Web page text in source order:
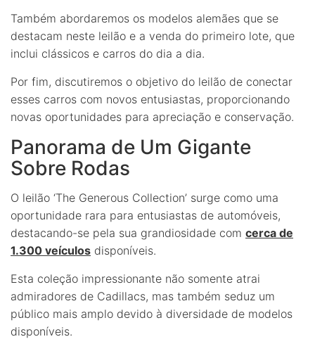
Também abordaremos os modelos alemães que se
destacam neste leilão e a venda do primeiro lote, que
inclui clássicos e carros do dia a dia.
Por fim, discutiremos o objetivo do leilão de conectar
esses carros com novos entusiastas, proporcionando
novas oportunidades para apreciação e conservação.
Panorama de Um Gigante
Sobre Rodas
O leilão ‘The Generous Collection’ surge como uma
oportunidade rara para entusiastas de automóveis,
destacando-se pela sua grandiosidade com cerca de
1.300 veículos disponíveis.
Esta coleção impressionante não somente atrai
admiradores de Cadillacs, mas também seduz um
público mais amplo devido à diversidade de modelos
disponíveis.